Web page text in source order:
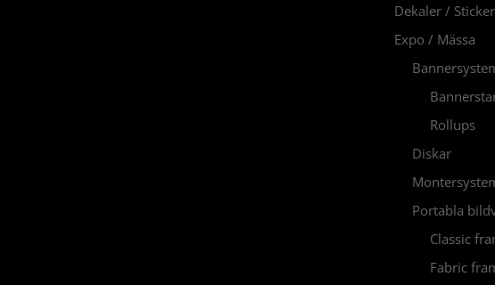
Dekaler /
Expo / Mässa
Rollups
Diskar
Portabla
Classic
Fabric